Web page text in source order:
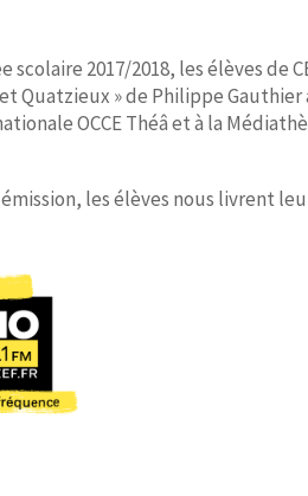
scolaire 2017/2018, les élèves
Quatzieux » de Philippe
OCCE Théâ et à la
les élèves nous livrent